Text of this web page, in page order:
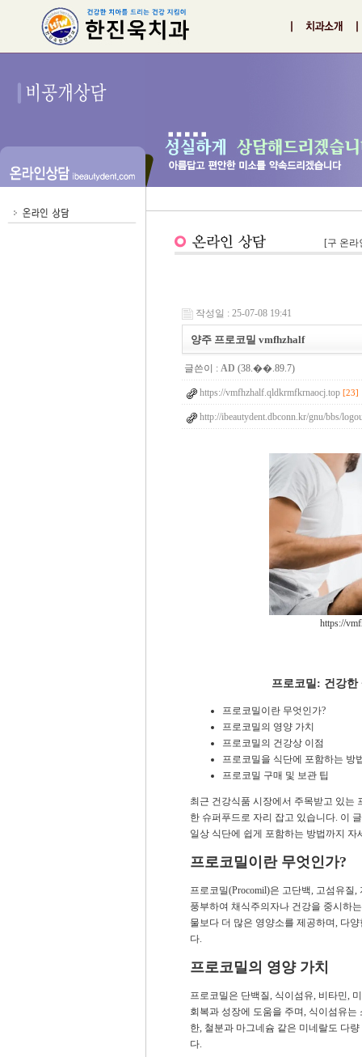
[구 온라
작성일 : 25-07-08 19:41
양주 프로코밀 vmfhzhalf
글쓴이 : AD (38.��.89.7)
https://vmfhzhalf.qldkrmfkrnaocj.top [23]
http://ibeautydent.dbconn.kr/gnu/bbs/
https://
프로코밀: 건강한
프로코밀이란 무엇인가?
프로코밀의 영양 가치
프로코밀의 건강상 이점
프로코밀을 식단에 포함하는 방
프로코밀 구매 및 보관 팁
최근 건강식품 시장에서 주목받고 있는
한 슈퍼푸드로 자리 잡고 있습니다. 이
일상 식단에 쉽게 포함하는 방법까지 자
프로코밀이란 무엇인가?
프로코밀(Procomil)은 고단백, 고섬유질
풍부하여 채식주의자나 건강을 중시하
물보다 더 많은 영양소를 제공하며, 다
다.
프로코밀의 영양 가치
프로코밀은 단백질, 식이섬유, 비타민,
회복과 성장에 도움을 주며, 식이섬유
한, 철분과 마그네슘 같은 미네랄도 다
다.